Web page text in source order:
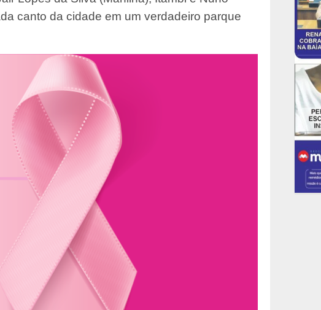
canto da cidade em um verdadeiro parque